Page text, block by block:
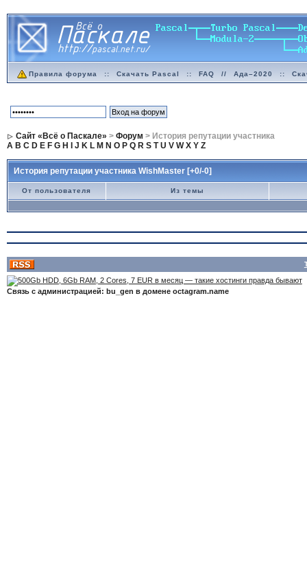
Правила форума :: Скачать Pascal :: FAQ // Ада–2020 ::
Сайт «Всё о Паскале» > Форум > История репутации участника
A B C D E F G H J K L M N O P Q R S T U V W X Y Z
История репутации участника WishMaster [+0/-0]
От пользователя Из темы
Связь с администрацией: bu_gen в домене octagram.name